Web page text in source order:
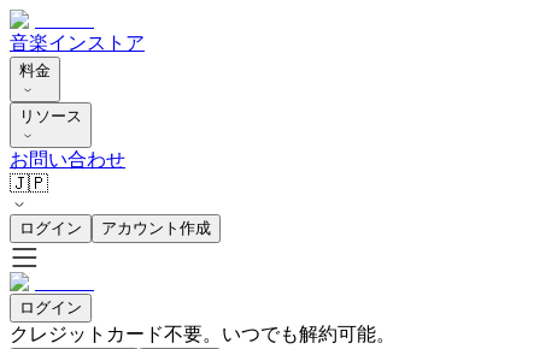
音楽インストア
料金
リソース
お問い合わせ
🇯🇵
ログイン アカウント作成
ログイン
クレジットカード不要。いつでも解約可能。